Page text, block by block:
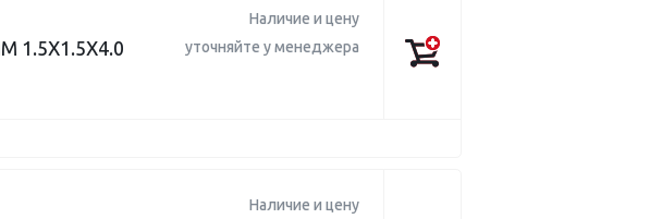
1.5X1.5X4.0
Наличие и цену
уточняйте у менеджера
Наличие и цену